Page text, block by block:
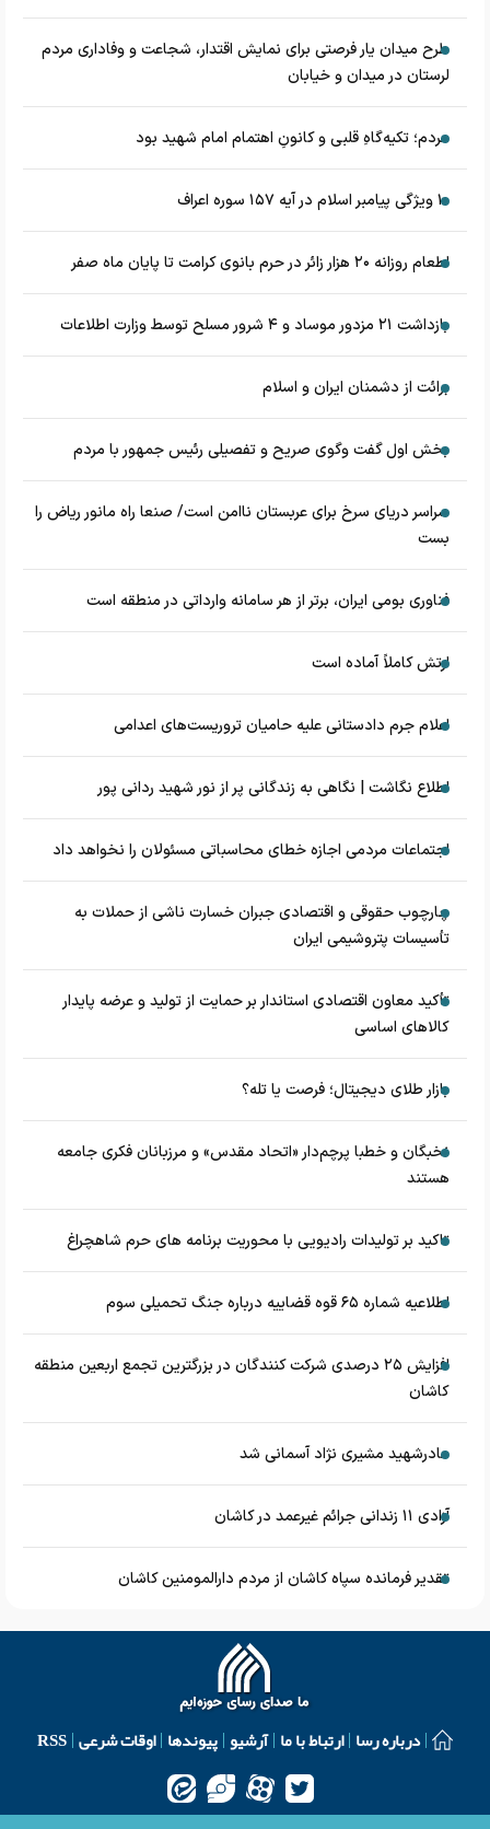
طرح میدان یار فرصتی برای نمایش اقتدار، شجاعت و وفاداری مردم
لرستان در میدان و خیابان
مردم؛ تکیه‌گاهِ قلبی و کانونِ اهتمام امام شهید بود
۱۰ ویژگی پیامبر اسلام در آیه ۱۵۷ سوره اعراف
اطعام روزانه ۲۰ هزار زائر در حرم بانوی کرامت تا پایان ماه صفر
بازداشت ۲۱ مزدور موساد و ۴ شرور مسلح توسط وزارت اطلاعات
برائت از دشمنان ایران و اسلام
بخش اول گفت وگوی صریح و تفصیلی رئیس جمهور با مردم
سراسر دریای سرخ برای عربستان ناامن است/ صنعا راه مانور ریاض را
بست
فناوری بومی ایران، برتر از هر سامانه وارداتی در منطقه است
ارتش کاملاً آماده است
اعلام جرم دادستانی علیه حامیان تروریست‌های اعدامی
اطلاع نگاشت | نگاهی به زندگانی پر از نور شهید ردانی پور
اجتماعات مردمی اجازه خطای محاسباتی مسئولان را نخواهد داد
چارچوب حقوقی و اقتصادی جبران خسارت ناشی از حملات به
تأسیسات پتروشیمی ایران
تأکید معاون اقتصادی استاندار بر حمایت از تولید و عرضه پایدار
کالاهای اساسی
بازار طلای دیجیتال؛ فرصت یا تله؟
نخبگان و خطبا پرچم‌دار «اتحاد مقدس» و مرزبانان فکری جامعه
هستند
تاکید بر تولیدات رادیویی با محوریت برنامه های حرم شاهچراغ
اطلاعیه شماره ۶۵ قوه قضاییه درباره جنگ تحمیلی سوم
افزایش ۲۵ درصدی شرکت کنندگان در بزرگترین تجمع اربعین منطقه
کاشان
مادرشهید مشیری نژاد آسمانی شد
آزادی ۱۱ زندانی جرائم غیرعمد در کاشان
تقدیر فرمانده سپاه کاشان از مردم دارالمومنین کاشان
درباره رسا ارتباط با ما آرشیو پیوندها اوقات شرعی RSS